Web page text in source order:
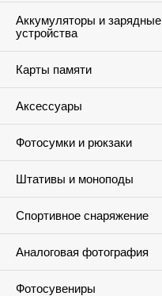
Аккумуляторы и зарядные
устройства
Карты памяти
Аксессуары
Фотосумки и рюкзаки
Штативы и моноподы
Спортивное снаряжение
Аналоговая фотография
Фотосувениры